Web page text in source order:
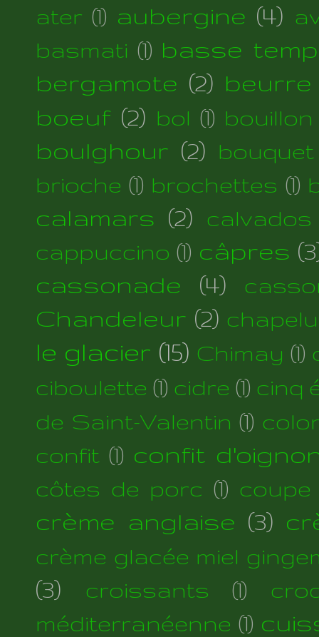
ater (1) aubergine (4)
basmati (1) basse
bergamote (2) beurre
boeuf (2) bol (1) bouillon
boulghour (2)
brioche (1) brochettes (1)
calamars (2)
calvados
cappuccino (1) câpres
cassonade
(4)
Chandeleur (2)
le glacier (15) Chimay (1)
ciboulette (1) cidre (1) cinq
de Saint-Valentin (1)
confit (1) confit
côtes de porc (1) coupe
crème anglaise (3)
crème glacée miel
(3) croissants (1)
méditerranéenne (1)